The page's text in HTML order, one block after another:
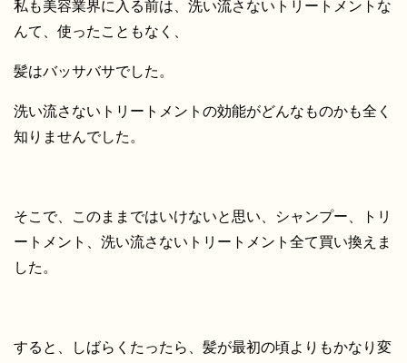
私も美容業界に入る前は、洗い流さないトリートメントな
んて、使ったこともなく、
髪はバッサバサでした。
洗い流さないトリートメントの効能がどんなものかも全く
知りませんでした。
そこで、このままではいけないと思い、シャンプー、トリ
ートメント、洗い流さないトリートメント全て買い換えま
した。
すると、しばらくたったら、髪が最初の頃よりもかなり変